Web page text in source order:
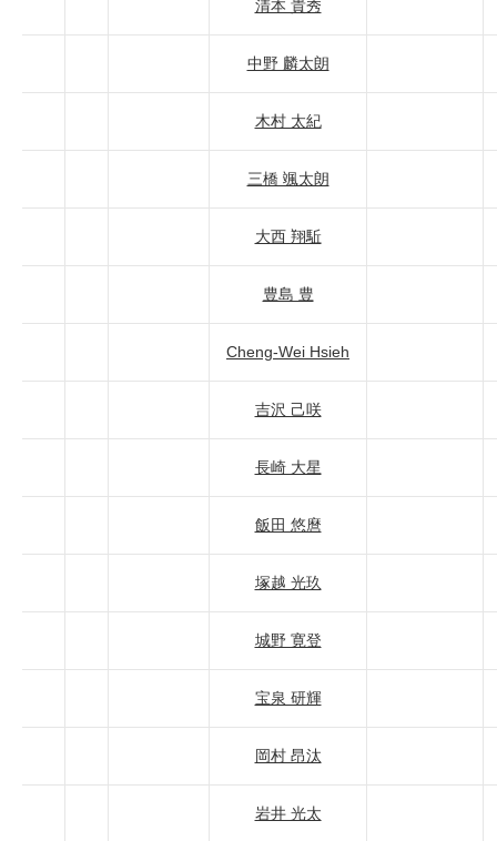
清本 貴秀
中野 麟太朗
木村 太紀
三橋 颯太朗
大西 翔駈
豊島 豊
Cheng-Wei Hsieh
吉沢 己咲
長崎 大星
飯田 悠麿
塚越 光玖
城野 寛登
宝泉 研輝
岡村 昂汰
岩井 光太